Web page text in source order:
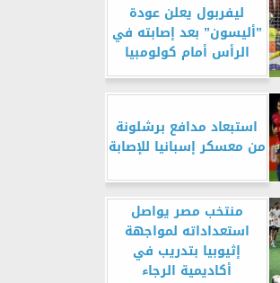
ليفربول يعلن عودة
”أليسون” بعد إصابته في
الرأس أمام كولومبيا
استبعاد مدافع برشلونة
من معسكر إسبانيا للإصابة
منتخب مصر يواصل
استعداداته لمواجهة
إثيوبيا بتدريب في
أكاديمية الرجاء